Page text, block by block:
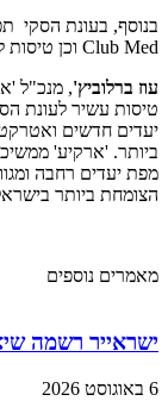
בנוסף, בעונת הסקי
Club Med וכן טיסות לליון וגרנובל עבור Penguin.
עוז ברלוביץ', מנכ"ל
טיסות עשיר לעונת
יעדים חדשים
ביותר. 'ארקיע'
מפת יעדים רחבה
הצומחת ביותר
מאמרים נוספים
ישראייר רשמה שיא של 90
6 באוגוסט 2026